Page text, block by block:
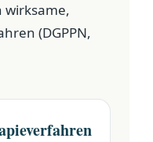
wirksame,
(DGPPN,